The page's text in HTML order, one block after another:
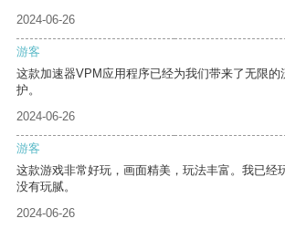
2024-06-26
游客
这款加速器VPM应用程序已经为我们带来了无限的
护。
2024-06-26
游客
这款游戏非常好玩，画面精美，玩法丰富。我已经
没有玩腻。
2024-06-26